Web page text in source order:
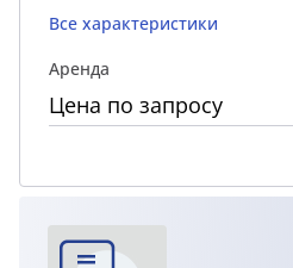
Все характеристики
Аренда
Цена по запросу